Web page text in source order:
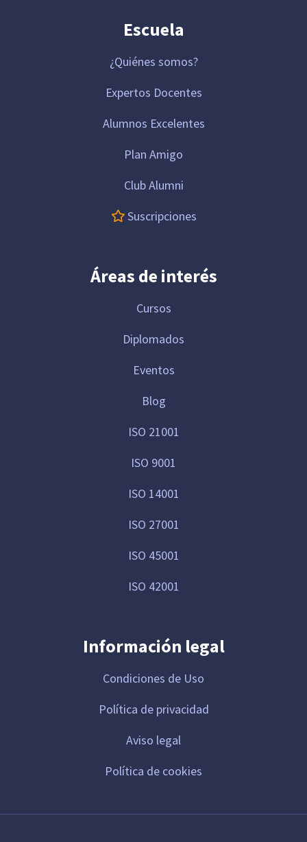
Escuela
¿Quiénes somos?
Expertos Docentes
Alumnos Excelentes
Plan Amigo
Club Alumni
Suscripciones
Áreas de interés
Cursos
Diplomados
Eventos
Blog
ISO 21001
ISO 9001
ISO 14001
ISO 27001
ISO 45001
ISO 42001
Información legal
Condiciones de Uso
Política de privacidad
Aviso legal
Política de cookies